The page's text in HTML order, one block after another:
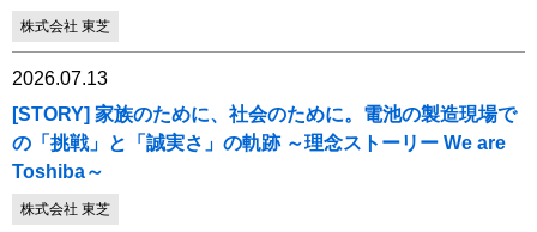
株式会社 東芝
2026.07.13
[STORY] 家族のために、社会のために。電池の製造現場で
の「挑戦」と「誠実さ」の軌跡 ～理念ストーリー We are
Toshiba～
株式会社 東芝